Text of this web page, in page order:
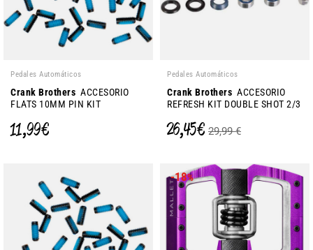
Pedales Automáticos
Crank Brothers ACCESORIO
FLATS 10MM PIN KIT
11,99 €
Pedales Automáticos
Crank Brothers ACCESORIO
REFRESH KIT DOUBLE SHOT 2/3
26,45 € 29,99 €
-18%